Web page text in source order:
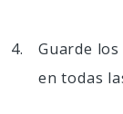
Guarde
en todas